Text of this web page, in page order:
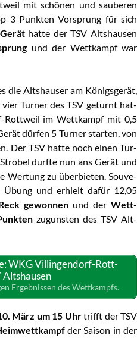
mit schö­nen und sau­be­ren
3 Punk­ten Vor­sprung für sich
hat­te der TSV Alt­shau­sen
und der Wett­kampf war
die Alt­shau­ser am Königs­ge­rät,
vier Tur­ner des TSV geturnt hat­
Rott­weil im Wett­kampf mit 0,5
dür­fen 5 Tur­ner star­ten, von
Der TSV hat­te noch einen Tur­
durf­te nun ans Gerät und
Wer­tung zu über­bie­ten. Sou­ve­
und erhielt dafür 12,05
gewon­nenund derWett­
zuguns­ten des TSV Alt­
WKG Vil­lin­gen­dorf-Rott­
Alt­shau­sen
Ergeb­nis­sen des Wettkampfs.
März um 15 Uhrtrifft der TSV
der Sai­son in der